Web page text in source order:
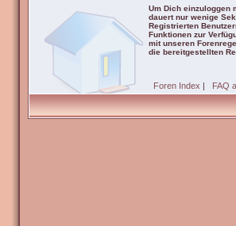
Um Dich einzuloggen
dauert nur wenige
Registrierten
Funktionen zur
mit unseren
die bereitgestellten
Foren Index | FAQ